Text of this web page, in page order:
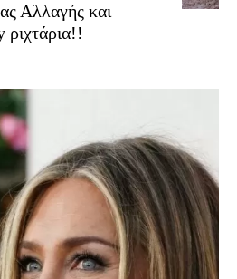
Αλλαγής και